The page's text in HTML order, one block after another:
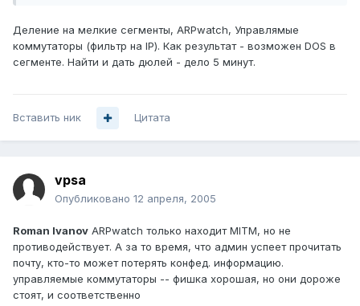
Деление на мелкие сегменты, ARPwatch, Управлямые
коммутаторы (фильтр на IP). Как результат - возможен DOS в
сегменте. Найти и дать дюлей - дело 5 минут.
Вставить ник Цитата
vpsa
Опубликовано 12 апреля, 2005
Roman Ivanov ARPwatch только находит MITM, но не
противодействует. А за то время, что админ успеет прочитать
почту, кто-то может потерять конфед. информацию.
управляемые коммутаторы -- фишка хорошая, но они дороже
стоят, и соответственно